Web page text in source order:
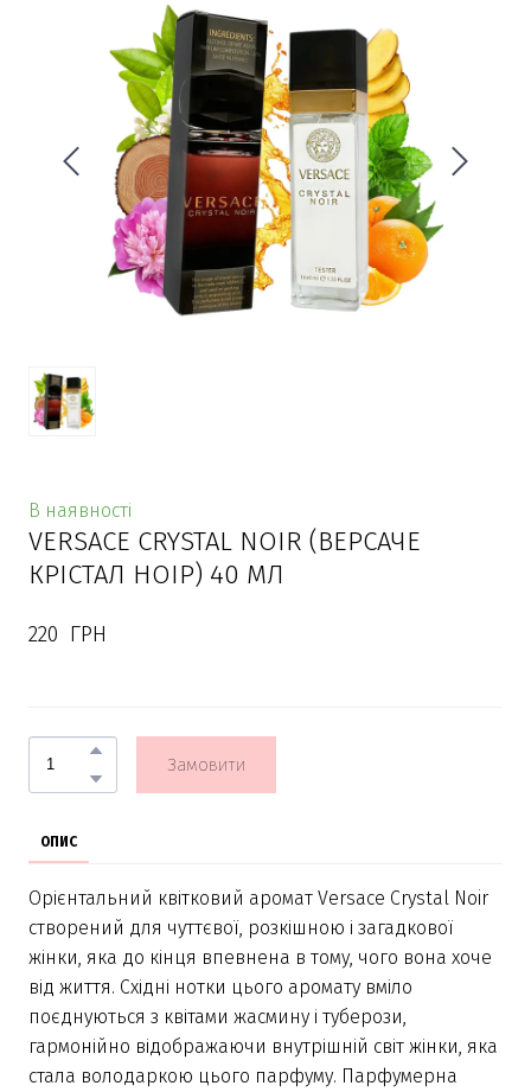
В наявності
VERSACE CRYSTAL NOIR (ВЕРСАЧЕ
КРIСТАЛ НОIР) 40 МЛ
220  ГРН
Замовити
ОПИС
Орієнтальний квітковий аромат Versace Crystal Noir
створений для чуттєвої, розкішною і загадкової
жінки, яка до кінця впевнена в тому, чого вона хоче
від життя. Східні нотки цього аромату вміло
поєднуються з квітами жасмину і туберози,
гармонійно відображаючи внутрішній світ жінки, яка
стала володаркою цього парфуму. Парфумерна